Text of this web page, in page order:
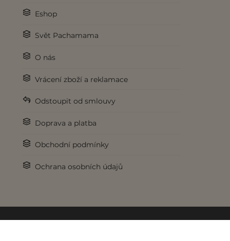
Eshop
Svět Pachamama
O nás
Vrácení zboží a reklamace
Odstoupit od smlouvy
Doprava a platba
Obchodní podmínky
Ochrana osobních údajů